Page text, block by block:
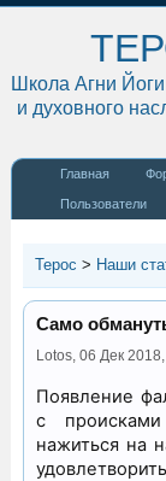
Школа Агни
и духовного
Главная
Пользователи
Терос > Наши
Само
Lotos,06 Дек 2018,
Появление
с
нажиться на